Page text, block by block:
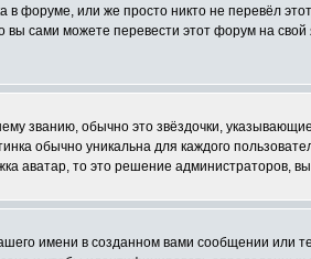
в форуме, или же просто никто не перевёл
вы сами можете перевести этот форум на
званию, обычно это звёздочки,
обычно уникальна для каждого
аватар, то это решение администраторов,
имени в созданном вами сообщении или